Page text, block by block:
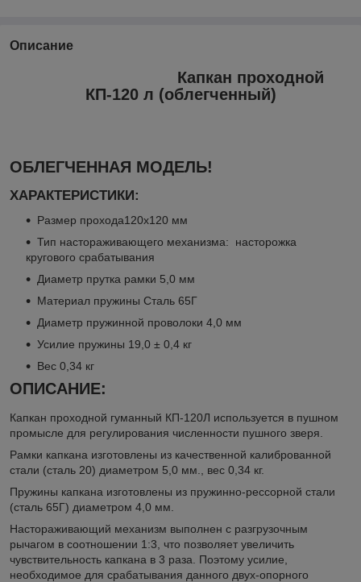
Описание
Капкан проходной
КП-120 л (облегченный)
ОБЛЕГЧЕННАЯ МОДЕЛЬ!
ХАРАКТЕРИСТИКИ:
Размер прохода120х120 мм
Тип настораживающего механизма: насторожка
кругового срабатывания
Диаметр прутка рамки 5,0 мм
Материал пружины Сталь 65Г
Диаметр пружинной проволоки 4,0 мм
Усилие пружины 19,0 ± 0,4 кг
Вес 0,34 кг
ОПИСАНИЕ:
Капкан проходной гуманный КП-120Л используется в пушном
промысле для регулирования численности пушного зверя.
Рамки капкана изготовлены из качественной калиброванной
стали (сталь 20) диаметром 5,0 мм., вес 0,34 кг.
Пружины капкана изготовлены из пружинно-рессорной стали
(сталь 65Г) диаметром 4,0 мм.
Настораживающий механизм выполнен с разгрузочным
рычагом в соотношении 1:3, что позволяет увеличить
чувствительность капкана в 3 раза. Поэтому усилие,
необходимое для срабатывания данного двух-опорного